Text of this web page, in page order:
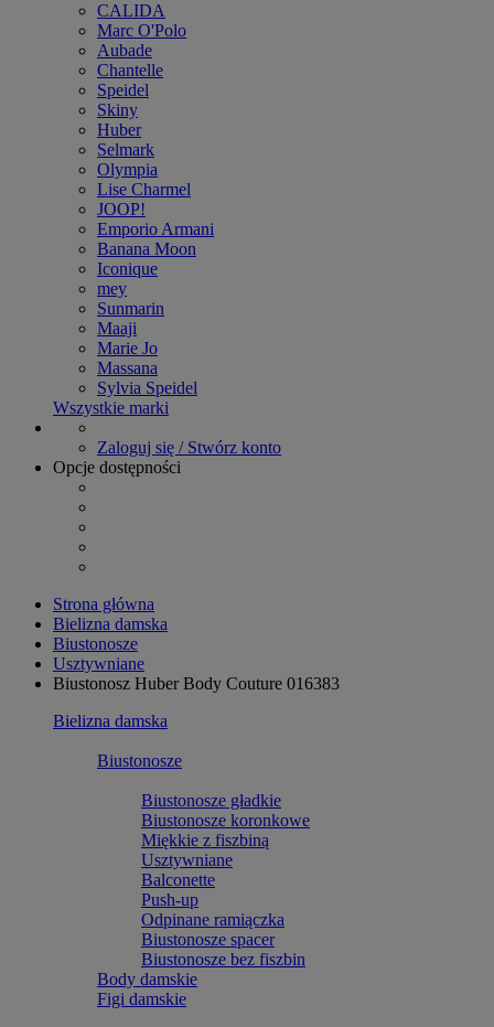
CALIDA
Marc O'Polo
Aubade
Chantelle
Speidel
Skiny
Huber
Selmark
Olympia
Lise Charmel
JOOP!
Emporio Armani
Banana Moon
Iconique
mey
Sunmarin
Maaji
Marie Jo
Massana
Sylvia Speidel
Wszystkie marki
Zaloguj się / Stwórz konto
Opcje dostępności
Strona główna
Bielizna damska
Biustonosze
Usztywniane
Biustonosz Huber Body Couture 016383
Bielizna damska
Biustonosze
Biustonosze gładkie
Biustonosze koronkowe
Miękkie z fiszbiną
Usztywniane
Balconette
Push-up
Odpinane ramiączka
Biustonosze spacer
Biustonosze bez fiszbin
Body damskie
Figi damskie